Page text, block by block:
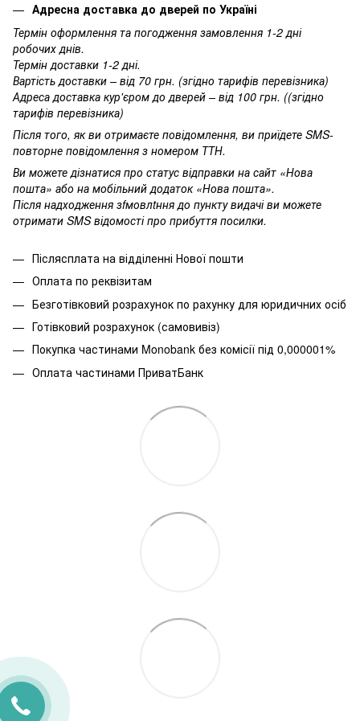
Адресна доставка до дверей по Україні
Термін оформлення та погодження замовлення 1-2 дні
робочих днів.
Термін доставки 1-2 дні.
Вартість доставки – від 70 грн. (згідно тарифів перевізника)
Адреса доставка кур'єром до дверей – від 100 грн. ((згідно
тарифів перевізника)
Після того, як ви отримаєте повідомлення, ви приїдете SMS-
повторне повідомлення з номером ТТН.
Ви можете дізнатися про статус відправки на сайт «Нова
пошта» або на мобільний додаток «Нова пошта».
Після надходження зfмовлtння до пункту видачі ви можете
отримати SMS відомості про прибуття посилки.
Післясплата на відділенні Нової пошти
Оплата по реквізитам
Безготівковий розрахунок по рахунку для юридичних осіб
Готівковий розрахунок (самовивіз)
Покупка частинами Monobank без комісії під 0,000001%
Оплата частинами ПриватБанк